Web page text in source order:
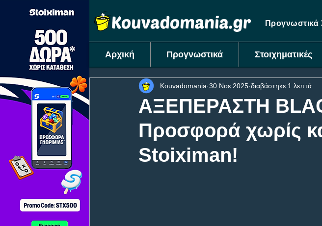
Προγνωστικά
Αρχική Προγνωστικά Στοιχηματικές
AΞΕΠΕΡΑΣΤΗ
Προσφορά χωρίς
Stoiximan!
Kouvadomania 30 Νοε 2025 διαβάστηκε 1 λεπτά